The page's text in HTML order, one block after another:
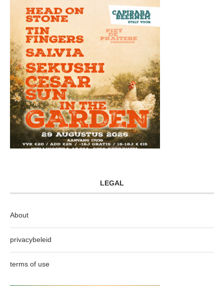
LEGAL
About
privacybeleid
terms of use